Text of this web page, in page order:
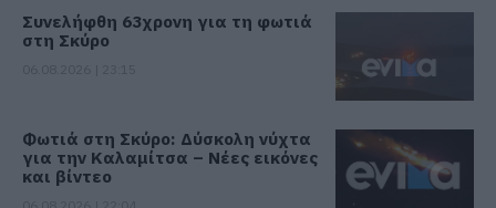
Συνελήφθη 63χρονη για τη φωτιά
στη Σκύρο
Φωτιά στη Σκύρο: Δύσκολη νύχτα
για την Καλαμίτσα – Νέες εικόνες
και βίντεο